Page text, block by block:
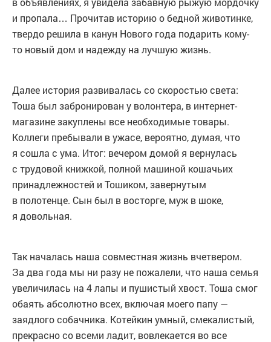
и пропала… Прочитав историю о бедной животинке,
твердо решила в канун Нового года подарить кому-
то новый дом и надежду на лучшую жизнь.
Далее история развивалась со скоростью света:
Тоша был забронирован у волонтера, в интернет-
магазине закуплены все необходимые товары.
Коллеги пребывали в ужасе, вероятно, думая, что
я сошла с ума. Итог: вечером домой я вернулась
с трудовой книжкой, полной машиной кошачьих
принадлежностей и Тошиком, завернутым
в полотенце. Сын был в восторге, муж в шоке,
я довольная.
Так началась наша совместная жизнь вчетвером.
За два года мы ни разу не пожалели, что наша семья
увеличилась на 4 лапы и пушистый хвост. Тоша смог
обаять абсолютно всех, включая моего папу —
заядлого собачника. Котейкин умный, смекалистый,
прекрасно со всеми ладит, вовлекается во все